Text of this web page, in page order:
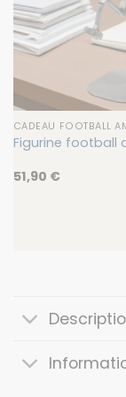
CADEAU FOOTBALL
Figurine football
51,90 €